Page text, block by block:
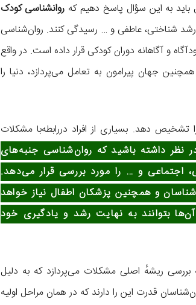
به این سؤال پاسخ دهیم که روانشناسی کودک
رشد شناختی، عاطفی و … رسیدگی کنند. روان‌شناسی
و آگاهانه دوران کودکی قرار داده است. در واقع
جهان پیرامون به تعامل می‌پردازد، دنیا را
دهد. بسیاری از افراد دررابطه‌با مشکلات
نظر داشته باشید که روان‌شناسی جنبه‌های
اجتماعی و … را مورد بررسی قرار می‌دهد.
و همچنین پزشکان اطفال نیاز خواهد
بتوانند به نهایت رشد و یادگیری خود
ریشهٔ اصلی مشکلات می‌پردازد که به دلیل
قدرت این را دارند که در همان مراحل اولیه